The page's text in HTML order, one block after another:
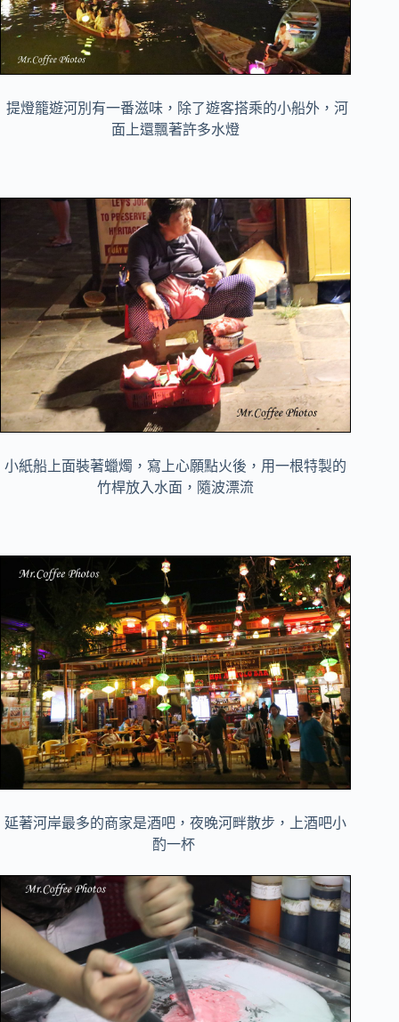
提燈籠遊河別有一番滋味，除了遊客搭乘的小船外，河
面上還飄著許多水燈
小紙船上面裝著蠟燭，寫上心願點火後，用一根特製的
竹桿放入水面，隨波漂流
延著河岸最多的商家是酒吧，夜晚河畔散步，上酒吧小
酌一杯